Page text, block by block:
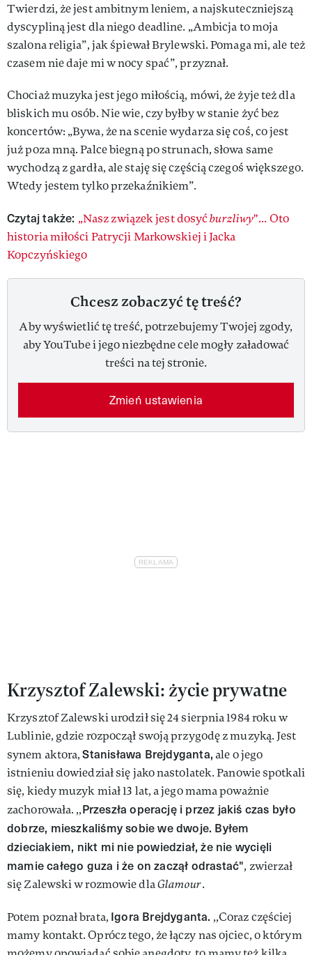
Twierdzi, że jest ambitnym leniem, a najskuteczniejszą
dyscypliną jest dla niego deadline. „Ambicja to moja
szalona religia”, jak śpiewał Brylewski. Pomaga mi, ale też
czasem nie daje mi w nocy spać”, przyznał.
Chociaż muzyka jest jego miłością, mówi, że żyje też dla
bliskich mu osób. Nie wie, czy byłby w stanie żyć bez
koncertów: „Bywa, że na scenie wydarza się coś, co jest
już poza mną. Palce biegną po strunach, słowa same
wychodzą z gardła, ale staję się częścią czegoś większego.
Wtedy jestem tylko przekaźnikiem”.
Czytaj także: „Nasz związek jest dosyćburzliwy"... Oto
historia miłości Patrycji Markowskiej i Jacka
Kopczyńskiego
Chcesz zobaczyć tę treść?
Aby wyświetlić tę treść, potrzebujemy Twojej zgody,
aby YouTube i jego niezbędne cele mogły załadować
treści na tej stronie.
Zmień ustawienia
Krzysztof Zalewski: życie prywatne
Krzysztof Zalewski urodził się 24 sierpnia 1984 roku w
Lublinie, gdzie rozpoczął swoją przygodę z muzyką. Jest
synem aktora,Stanisława Brejdyganta, ale o jego
istnieniu dowiedział się jako nastolatek. Panowie spotkali
się, kiedy muzyk miał 13 lat, a jego mama poważnie
zachorowała. ,,Przeszła operację i przez jakiś czas było
dobrze, mieszkaliśmy sobie we dwoje. Byłem
dzieciakiem, nikt mi nie powiedział, że nie wycięli
mamie całego guza i że on zaczął odrastać", zwierzał
się Zalewski w rozmowie dlaGlamour.
Potem poznał brata, Igora Brejdyganta. ,,Coraz częściej
mamy kontakt. Oprócz tego, że łączy nas ojciec, o którym